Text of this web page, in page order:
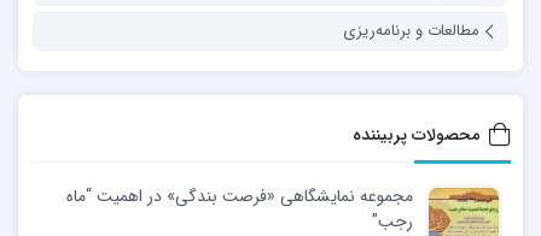
مطالعات و برنامه‌ریزی
محصولات پربیننده
مجموعه نمایشگاهی «فرصت بندگی» در اهمیت “ماه
رجب”